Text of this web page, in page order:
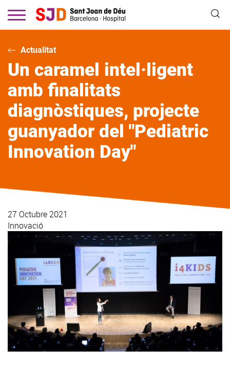
contingut
Actualitat
Un caramel intel·ligent
amb finalitats
diagnòstiques, projecte
guanyador del "Pediatric
Innovation Day"
27 Octubre 2021
Innovació